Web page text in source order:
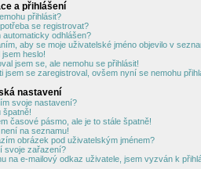
a přihlášení
přihlásit?
se registrovat?
automaticky odhlášen?
aby se moje uživatelské jméno objevilo v
jsem heslo!
jsem se, ale nemohu se přihlásit!
jsem se zaregistroval, ovšem nyní se nemohu
nastavení
svoje nastavení?
špatně!
časové pásmo, ale je to stále špatně!
na seznamu!
obrázek pod uživatelským jménem?
svoje zařazení?
na e-mailový odkaz uživatele, jsem vyzván k